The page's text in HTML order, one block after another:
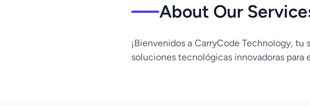
About Our
¡Bienvenidos a CarryCode Technology, tu
soluciones tecnológicas innovadoras para